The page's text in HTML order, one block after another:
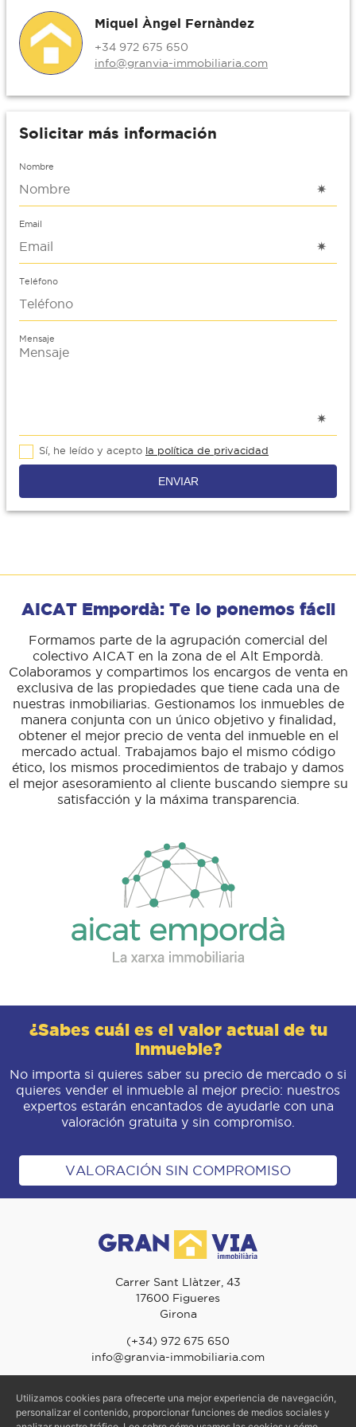
Miquel Àngel Fernàndez
+34 972 675 650
info@granvia-immobiliaria.com
Solicitar más información
Nombre
Email
Teléfono
Mensaje
Sí, he leído y acepto la política de privacidad
ENVIAR
AICAT Empordà: Te lo ponemos fácil
Formamos parte de la agrupación comercial del
colectivo AICAT en la zona de el Alt Empordà.
Colaboramos y compartimos los encargos de venta en
exclusiva de las propiedades que tiene cada una de
nuestras inmobiliarias. Gestionamos los inmuebles de
manera conjunta con un único objetivo y finalidad,
obtener el mejor precio de venta del inmueble en el
mercado actual. Trabajamos bajo el mismo código
ético, los mismos procedimientos de trabajo y damos
el mejor asesoramiento al cliente buscando siempre su
satisfacción y la máxima transparencia.
¿Sabes cuál es el valor actual de tu
inmueble?
No importa si quieres saber su precio de mercado o si
quieres vender el inmueble al mejor precio: nuestros
expertos estarán encantados de ayudarle con una
valoración gratuita y sin compromiso.
VALORACIÓN SIN COMPROMISO
Carrer Sant Llàtzer, 43
17600 Figueres
Girona
(+34) 972 675 650
info@granvia-immobiliaria.com
© 2026 Gran Via Immobiliària - TODOS LOS DERECHOS RESERVADOS
Utilizamos cookies para ofrecerte una mejor experiencia de navegación,
personalizar el contenido, proporcionar funciones de medios sociales y